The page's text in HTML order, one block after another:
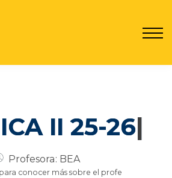
II 25-26|
Profesora: BEA
conocer más sobre el profe